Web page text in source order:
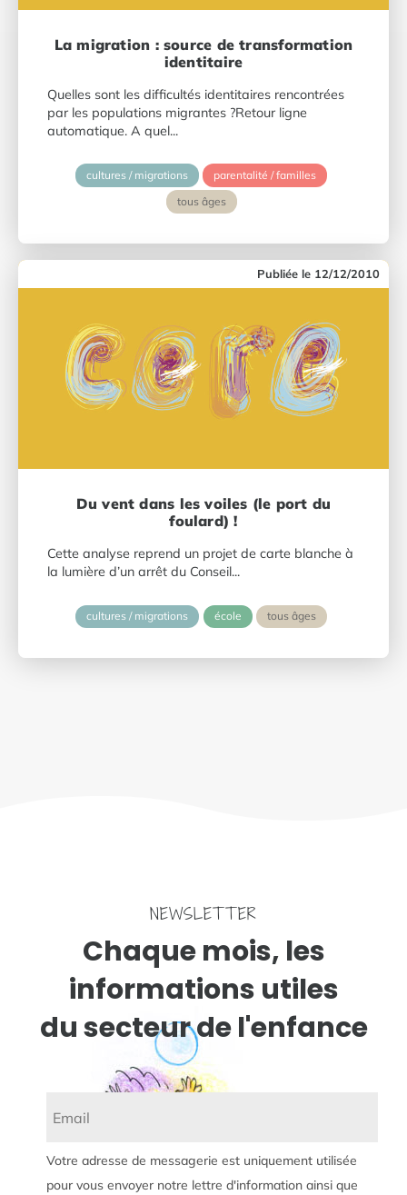
La migration : source de transformation
identitaire
Quelles sont les difficultés identitaires rencontrées
par les populations migrantes ?Retour ligne
automatique. A quel...
cultures / migrations
parentalité / familles
tous âges
12/12/2010
Du vent dans les voiles (le port du
foulard) !
Cette analyse reprend un projet de carte blanche à
la lumière d’un arrêt du Conseil...
cultures / migrations école tous âges
NEWSLETTER
Chaque mois, les
informations utiles
du secteur de l'enfance
Votre adresse de messagerie est uniquement utilisée
pour vous envoyer notre lettre d'information ainsi que